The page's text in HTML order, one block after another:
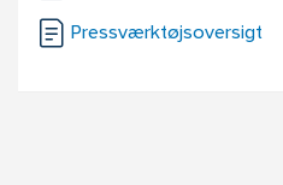
Pressværktøjsoversigt